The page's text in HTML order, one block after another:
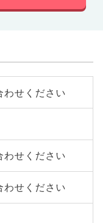
わせください
わせください
わせください